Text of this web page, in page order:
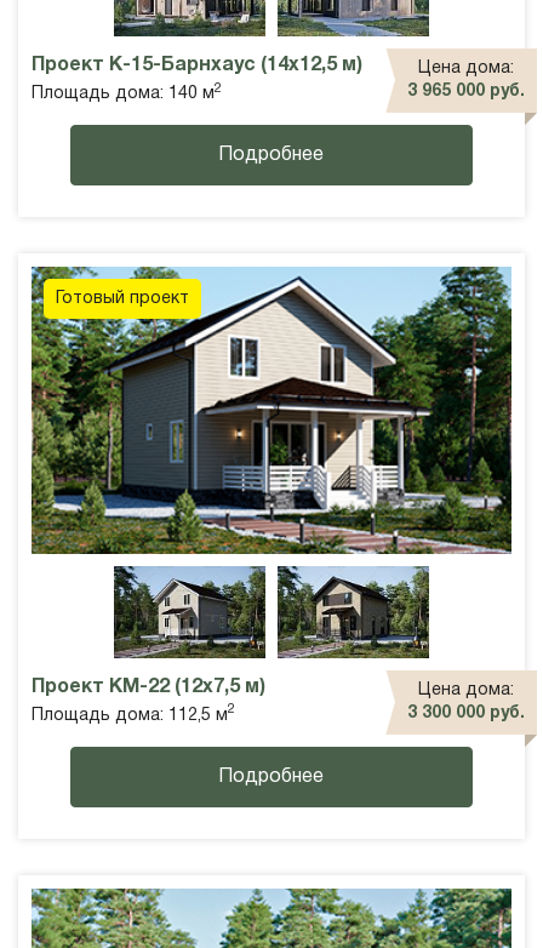
Проект К-15-Барнхаус (14х12,5 м)
Площадь дома: 140 м2
Цена дома:
3 965 000 руб.
Подробнее
Готовый проект
Проект КМ-22 (12х7,5 м)
Площадь дома: 112,5 м2
Цена дома:
3 300 000 руб.
Подробнее